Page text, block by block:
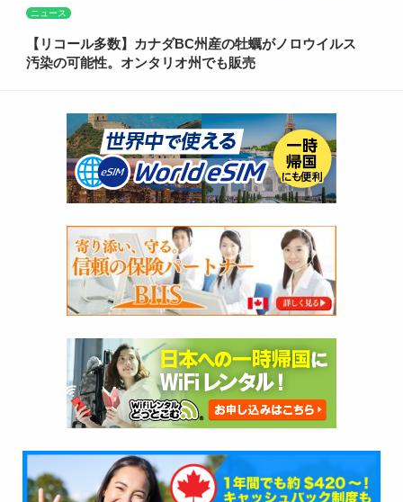
ニュース
【リコール多数】カナダBC州産の牡蠣がノロウイルス
汚染の可能性。オンタリオ州でも販売